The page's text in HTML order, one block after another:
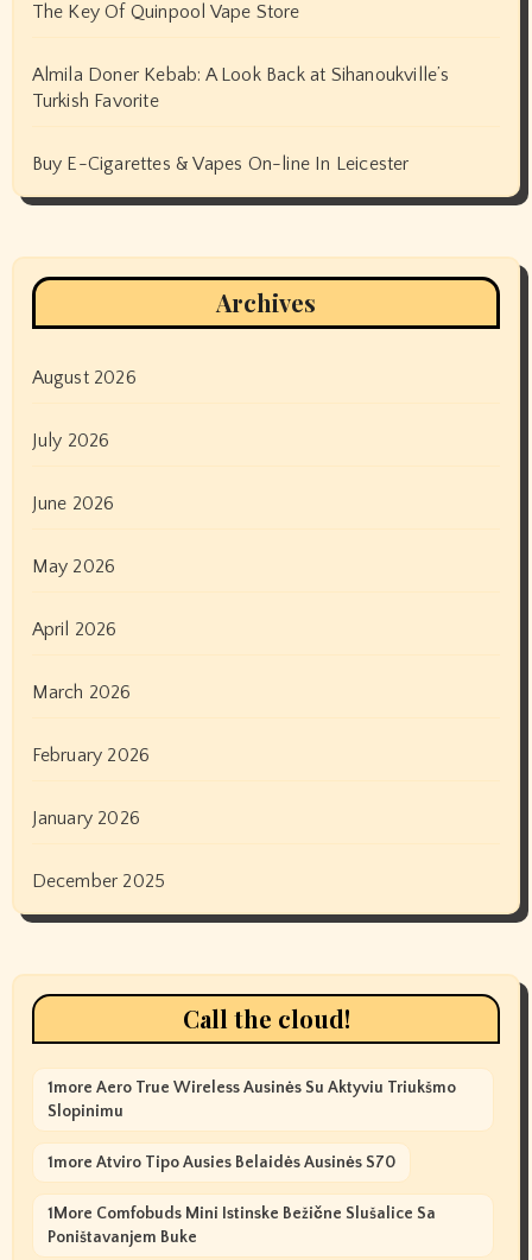
The Key Of Quinpool Vape Store
Almila Doner Kebab: A Look Back at Sihanoukville’s
Turkish Favorite
Buy E-Cigarettes & Vapes On-line In Leicester
Archives
August 2026
July 2026
June 2026
May 2026
April 2026
March 2026
February 2026
January 2026
December 2025
Call the cloud!
1more Aero True Wireless Ausinės Su Aktyviu Triukšmo
Slopinimu
1more Atviro Tipo Ausies Belaidės Ausinės S70
1More Comfobuds Mini Istinske Bežične Slušalice Sa
Poništavanjem Buke